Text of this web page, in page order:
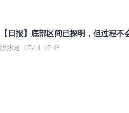
【日报】底部区间已探明，但过程不
脱水君 07-14 07:48